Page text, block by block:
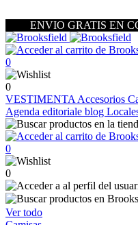
ENVIO GRATIS EN
0
0
VESTIMENTA Accesorios
Agenda editoriale blog
0
0
Ver todo